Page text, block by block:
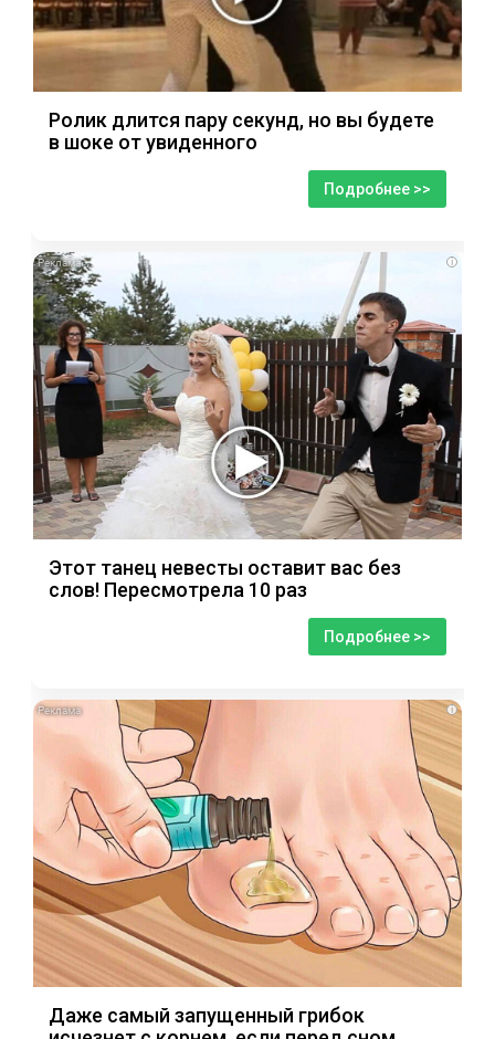
Ролик длится пару секунд, но вы будете
в шоке от увиденного
Подробнее >>
i
Этот танец невесты оставит вас без
слов! Пересмотрела 10 раз
Подробнее >>
i
Даже самый запущенный грибок